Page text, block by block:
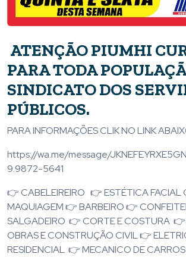
ATENÇÃO PIUMHI
PARA TODA
SINDICATO DOS
PÚBLICOS.
PARA INFORMAÇÕES CLIK NO LINK
https://wa.me/message/
9.9872-5641
👉 CABELEIREIRO 👉 ESTÉTICA FACIAL
MAQUIAGEM 👉 BARBEIRO 👉
SALGADEIRO 👉 CORTE E COSTURA 👉
OBRAS E CONSTRUÇÃO CIVIL 👉
RESIDENCIAL 👉 MECANICO DE